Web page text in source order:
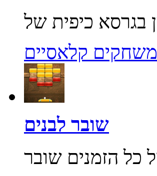
משחקים קלאסיים
שובר לבנים